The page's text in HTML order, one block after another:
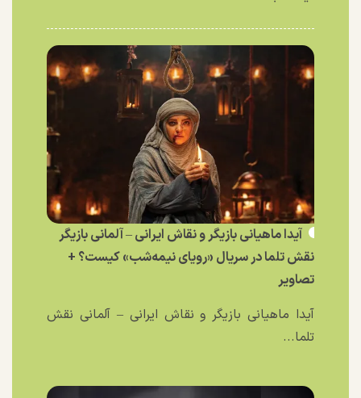
آیدا ماهیانی بازیگر و نقاش ایرانی – آلمانی بازیگر
نقش تلما در سریال «رویای نیمه‌شب» کیست؟ +
تصاویر
آیدا ماهیانی بازیگر و نقاش ایرانی – آلمانی نقش
تلما...